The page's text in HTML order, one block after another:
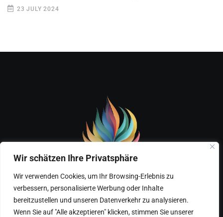
Wir schätzen Ihre Privatsphäre
Wir verwenden Cookies, um Ihr Browsing-Erlebnis zu
verbessern, personalisierte Werbung oder Inhalte
bereitzustellen und unseren Datenverkehr zu analysieren.
Wenn Sie auf "Alle akzeptieren" klicken, stimmen Sie unserer
23 JULY 2024
Home Über mich – Marks Gesundheitsreise